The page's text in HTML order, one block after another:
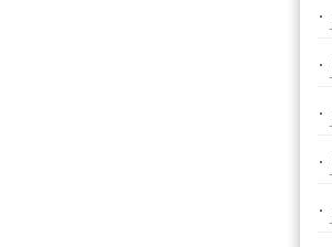
·
·
·
·
·